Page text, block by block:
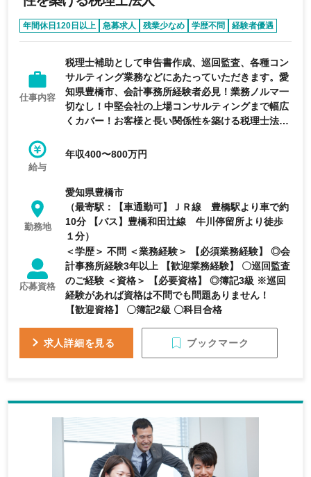
年間休日120日以上 急募求人 残業少なめ 学歴不問 経験者優遇
仕事内容
税理士補助として申告書作成、巡回監査、各種コン
サルティング業務などにあたっていただきます。愛
知県豊橋市、会計事務所経験者必見！業務ノルマ一
切なし！中堅会社の上場コンサルティングまで幅広
くカバー！お客様と長い関係性を築ける税理士法人
給与
年収400〜800万円
勤務地
愛知県豊橋市
（最寄駅：【車通勤可】ＪＲ線 豊橋駅より車で約
10分 【バス】豊橋和田辻線 牛川停留所より徒歩
１分）
応募資格
＜学歴＞ 不問 ＜業務経験＞ 【必須業務経験】 ◎会
計事務所経験3年以上 【歓迎業務経験】 〇巡回監査
のご経験 ＜資格＞ 【必要資格】 ◎簿記3級 ※巡回
経験があれば資格は不問でも問題ありません！
【歓迎資格】 〇簿記2級 〇科目合格
求人詳細を見る ブックマーク